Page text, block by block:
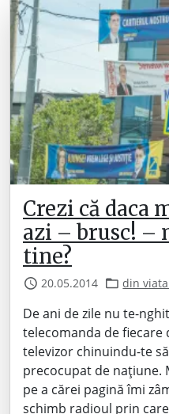
Crezi că daca
azi – brusc! –
tine?
20.05.2014 din
De ani de zile nu te-
telecomanda de fiecare
televizor chinuindu-te
precocupat de națiune.
pe a cărei pagină îmi
schimb radioul prin